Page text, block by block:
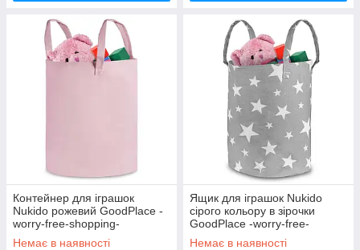
Контейнер для іграшок
Nukido рожевий GoodPlace -
worry-free-shopping-
Немає в наявності
Ящик для іграшок Nukido
сірого кольору в зірочки
GoodPlace -worry-free-
shopping-
Немає в наявності